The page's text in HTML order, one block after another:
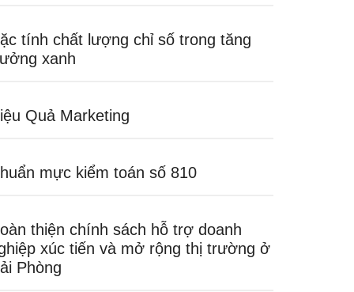
tính chất lượng chỉ số trong tăng
xanh
Quả Marketing
mực kiểm toán số 810
thiện chính sách hỗ trợ doanh
xúc tiến và mở rộng thị trường ở
Phòng